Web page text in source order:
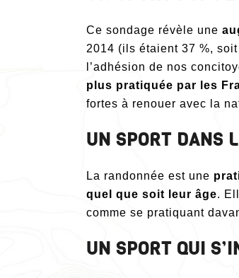
Ce sondage révèle une
2014 (ils étaient 37 %,
l’adhésion de nos
plus pratiquée par les
fortes à renouer avec la
UN SPORT DANS
La randonnée est une
quel que soit leur âge.
comme se pratiquant
UN SPORT QUI